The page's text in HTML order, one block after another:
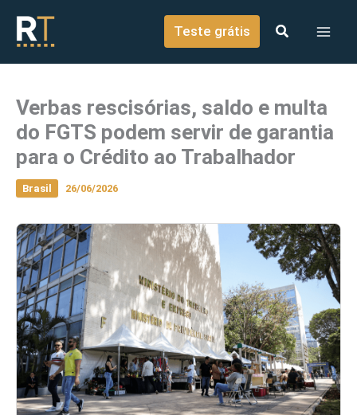
conteúdo
Teste grátis
Verbas rescisórias, saldo e multa
do FGTS podem servir de garantia
para o Crédito ao Trabalhador
Brasil 26/06/2026